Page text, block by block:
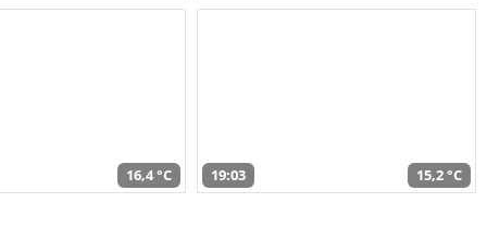
16,4 °C 19:03 15,2 °C